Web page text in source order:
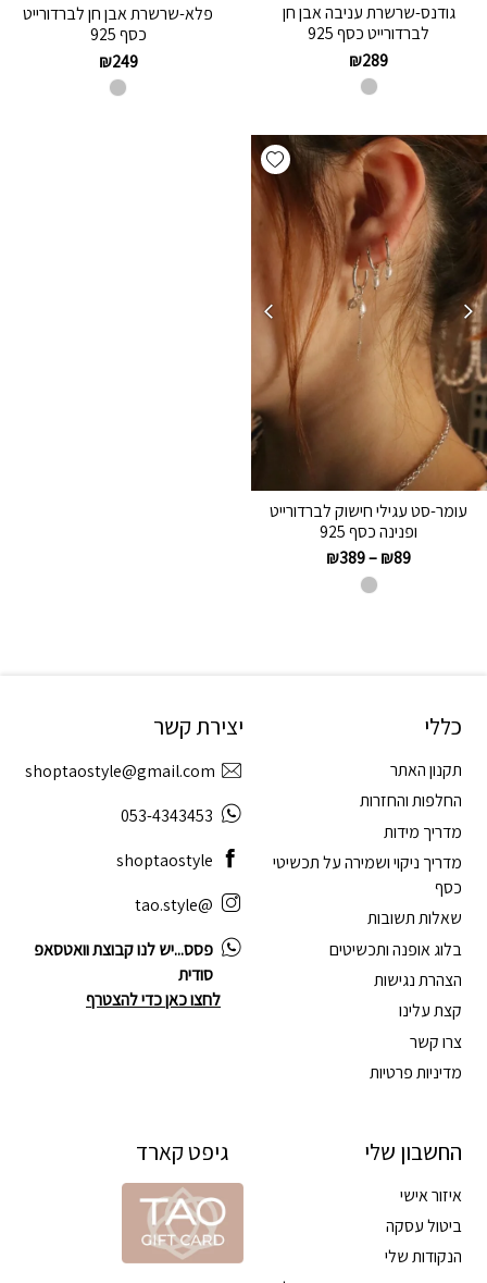
גודנס-שרשרת עניבה אבן חן
לברדורייט כסף 925
₪289
פלא-שרשרת אבן חן לברדורייט
כסף 925
₪249
Add wishlist
עומר-סט עגילי חישוק לברדורייט
ופנינה כסף 925
₪89
–
₪389
כללי
תקנון האתר
החלפות והחזרות
מדריך מידות
מדריך ניקוי ושמירה על תכשיטי
כסף
שאלות תשובות
בלוג אופנה ותכשיטים
הצהרת נגישות
קצת עלינו
צרו קשר
מדיניות פרטיות
החשבון שלי
איזור אישי
ביטול עסקה
הנקודות שלי
יצירת קשר
shoptaostyle@gmail.com
053-4343453
shoptaostyle
@tao.style
פסס...יש לנו קבוצת וואטסאפ
סודית
לחצו כאן כדי להצטרף
גיפט קארד